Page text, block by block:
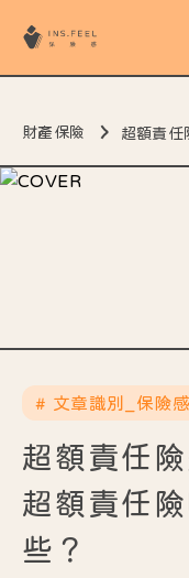
財產保險 超額責任險
# 文章識別_保險
超額責任
超額責任
些？